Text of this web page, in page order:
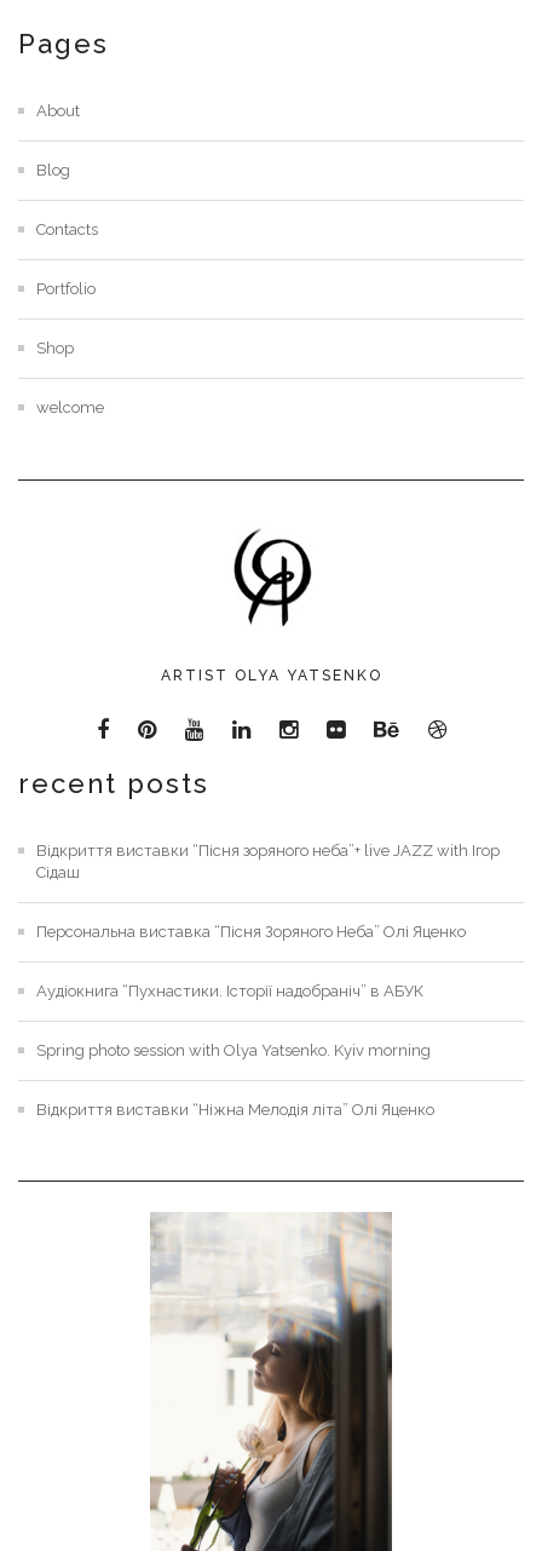
Pages
About
Blog
Contacts
Portfolio
Shop
welcome
ARTIST OLYA YATSENKO
recent posts
Відкриття виставки “Пісня зоряного неба”+ live JAZZ with Ігор
Сідаш
Персональна виставка “Пісня Зоряного Неба” Олі Яценко
Аудіокнига “Пухнастики. Історії надобраніч” в АБУК
Spring photo session with Olya Yatsenko. Kyiv morning
Відкриття виставки “Ніжна Мелодія літа” Олі Яценко